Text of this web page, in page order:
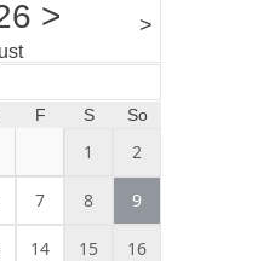
> >
F S So
1 2
7 8 9
14 15 16